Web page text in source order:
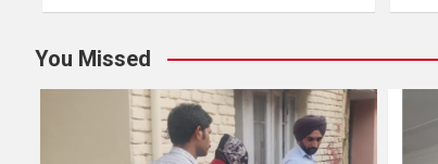
You Missed